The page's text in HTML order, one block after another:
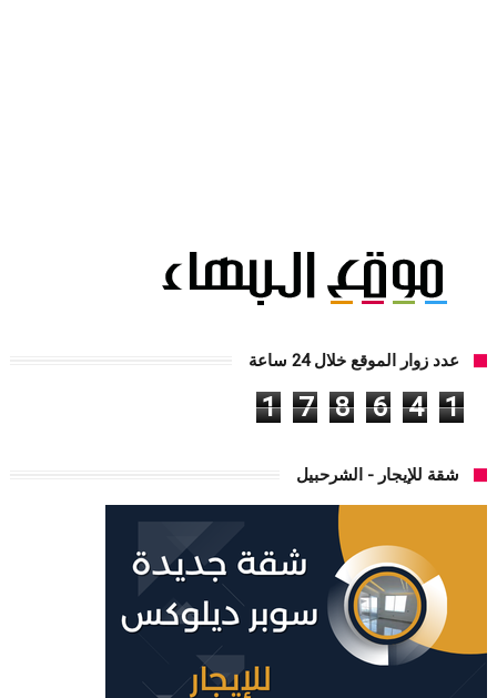
عدد زوار الموقع خلال 24 ساعة
1 7 8 6 4 1
شقة للإيجار - الشرحبيل